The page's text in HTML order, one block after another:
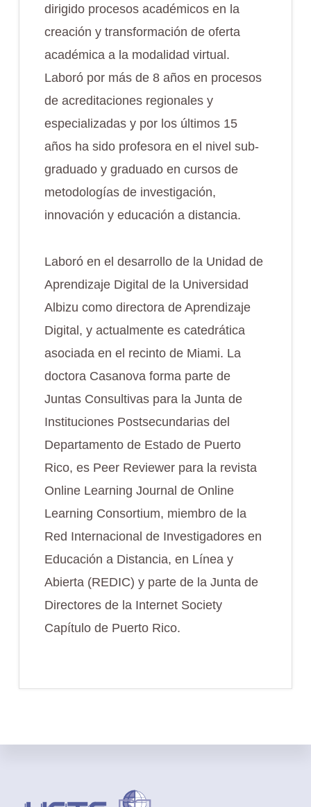
dirigido procesos académicos en la
creación y transformación de oferta
académica a la modalidad virtual.
Laboró por más de 8 años en procesos
de acreditaciones regionales y
especializadas y por los últimos 15
años ha sido profesora en el nivel sub-
graduado y graduado en cursos de
metodologías de investigación,
innovación y educación a distancia.
Laboró en el desarrollo de la Unidad de
Aprendizaje Digital de la Universidad
Albizu como directora de Aprendizaje
Digital, y actualmente es catedrática
asociada en el recinto de Miami. La
doctora Casanova forma parte de
Juntas Consultivas para la Junta de
Instituciones Postsecundarias del
Departamento de Estado de Puerto
Rico, es Peer Reviewer para la revista
Online Learning Journal de Online
Learning Consortium, miembro de la
Red Internacional de Investigadores en
Educación a Distancia, en Línea y
Abierta (REDIC) y parte de la Junta de
Directores de la Internet Society
Capítulo de Puerto Rico.